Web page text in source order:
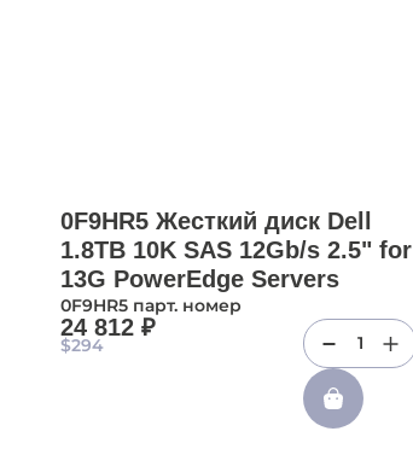
0F9HR5 Жесткий диск Dell
1.8TB 10K SAS 12Gb/s 2.5" for
13G PowerEdge Servers
0F9HR5 парт. номер
24 812 ₽
$294 1